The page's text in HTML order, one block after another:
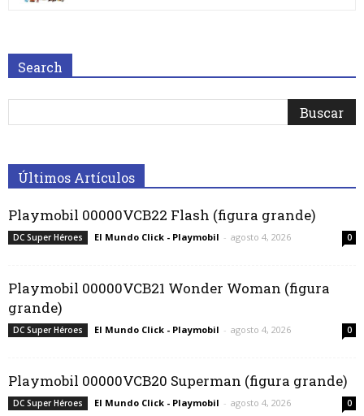
Search
Últimos Artículos
Playmobil 00000VCB22 Flash (figura grande)
DC Super Héroes El Mundo Click - Playmobil - agosto 4, 2026 0
Playmobil 00000VCB21 Wonder Woman (figura
grande)
DC Super Héroes El Mundo Click - Playmobil - agosto 4, 2026 0
Playmobil 00000VCB20 Superman (figura grande)
DC Super Héroes El Mundo Click - Playmobil - agosto 4, 2026 0